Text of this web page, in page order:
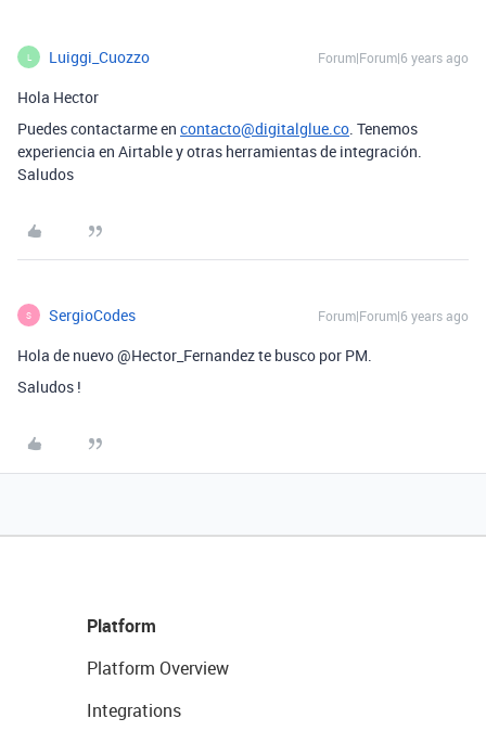
L Luiggi_Cuozzo Forum|Forum|6 years ago
Hola Hector
Puedes contactarme en contacto@digitalglue.co. Tenemos
experiencia en Airtable y otras herramientas de integración.
Saludos
S SergioCodes Forum|Forum|6 years ago
Hola de nuevo @Hector_Fernandez te busco por PM.
Saludos !
Platform
Platform Overview
Integrations